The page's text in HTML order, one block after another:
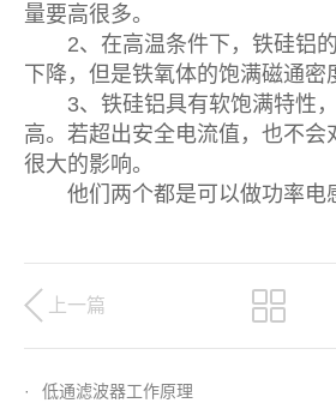
量要高很多。
2、在高温条件下，铁硅铝的
下降，但是铁氧体的饱满磁通密
3、铁硅铝具有软饱满特性，
高。若超出安全电流值，也不会
很大的影响。
他们两个都是可以做功率电
上一篇
·
低通滤波器工作原理